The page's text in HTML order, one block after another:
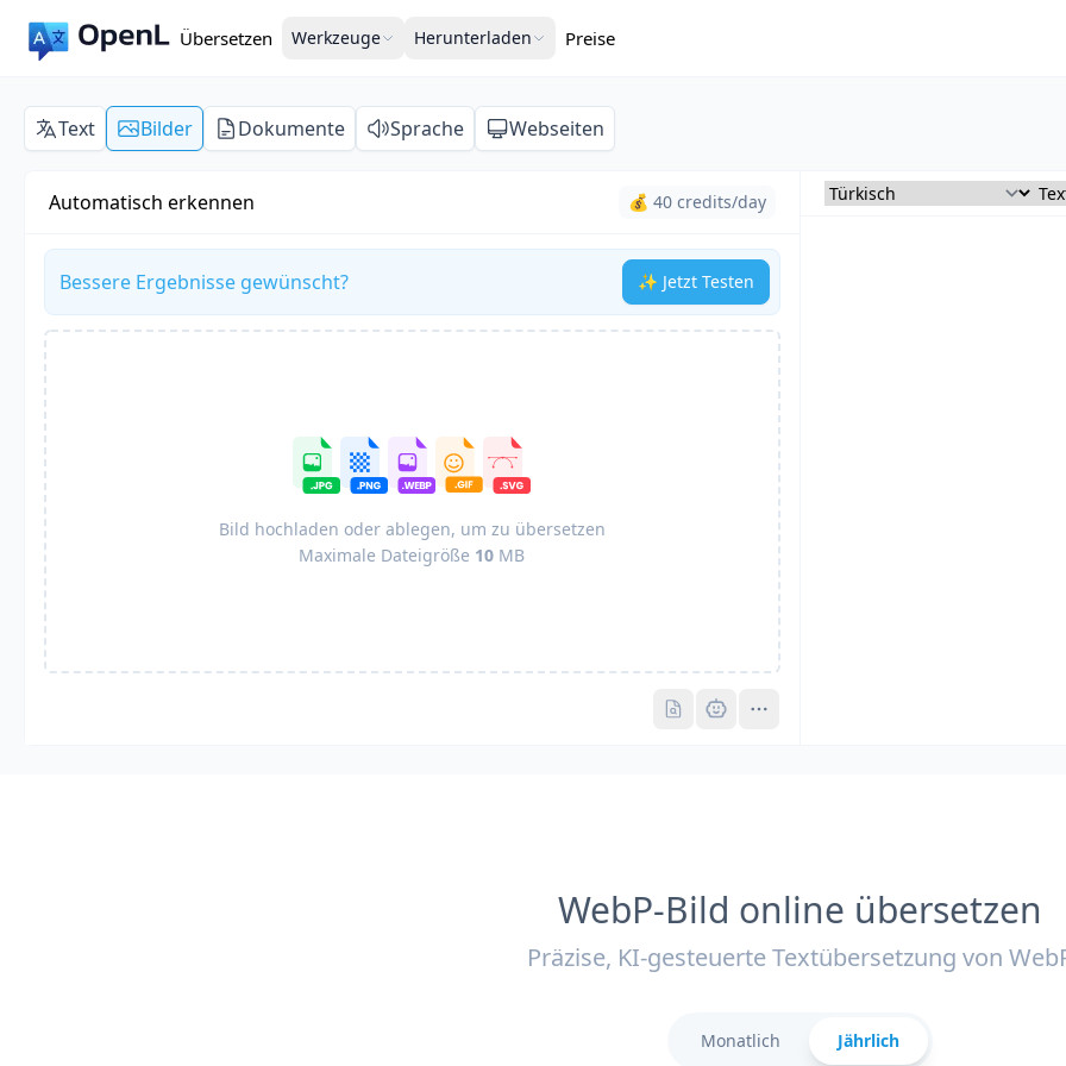
Übersetzen Werkzeuge Herunterladen Preise
Text Bilder Dokumente Sprache Webseiten
Automatisch erkennen 💰 40 credits/day
Bessere Ergebnisse gewünscht? ✨ Jetzt Testen
Bild hochladen oder ablegen, um zu übersetzen
Maximale Dateigröße 10 MB
Pro
WebP-Bild online übersetzen
Präzise, KI-gesteuerte Textübersetzung von
Monatlich Jährlich